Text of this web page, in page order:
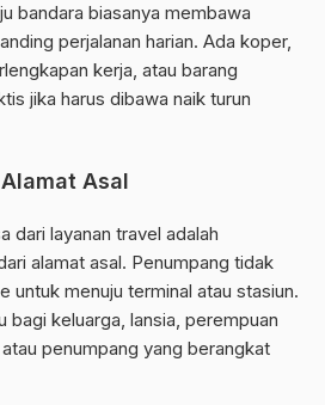
bandara biasanya membawa
perjalanan harian. Ada koper,
kerja, atau barang
jika harus dibawa naik turun
Asal
dari layanan travel adalah
alamat asal. Penumpang tidak
untuk menuju terminal atau stasiun.
bagi keluarga, lansia, perempuan
penumpang yang berangkat